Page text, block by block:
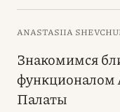
ANASTASIIA
Знакомимся
функционалом
Палаты